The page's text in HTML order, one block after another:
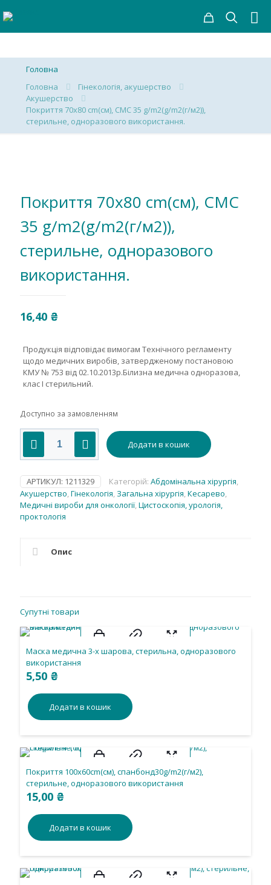
Головна
Головна
Гінекологія, акушерство
Акушерство
Покриття 70х80 cm(см), СМС 35 g/m2(g/m2(г/м2)),
стерильне, одноразового використання.
Покриття 70х80 cm(см), СМС
35 g/m2(g/m2(г/м2)),
стерильне, одноразового
використання.
16,40 ₴
Продукція відповідає вимогам Технічного регламенту
щодо медичних виробів, затвердженому постановою
КМУ № 753 від 02.10.2013р.Білизна медична одноразова,
клас І стерильний.
Доступно за замовленням
Покриття
70х80
cm(см),
35
g/m2(g/m2(г/
м2)),
стерильне,
кількість
Додати в кошик
АРТИКУЛ: 1211329 Категорій: Абдомінальна хірургія,
Акушерство,Гінекологія, Загальна хірургія,Кесарево,
Медичні вироби для онкології,Цистоскопія, урологія,
проктологія
Опис
Супутні товари
Маска медична 3-х шарова, стерильна, одноразового
використання
5,50 ₴
Додати в кошик
Покриття 100х60cm(см), спанбонд30g/m2(г/м2),
стерильне, одноразового використання
15,00 ₴
Додати в кошик